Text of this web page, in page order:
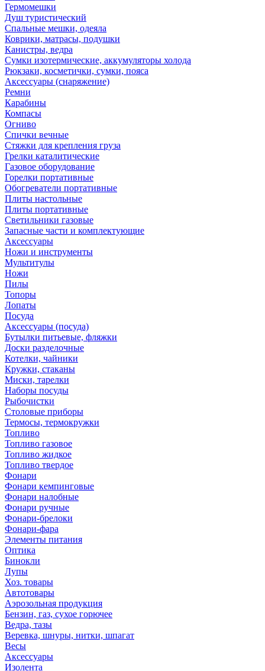
Гермомешки
Душ туристический
Спальные мешки, одеяла
Коврики, матрасы, подушки
Канистры, ведра
Сумки изотермические, аккумуляторы холода
Рюкзаки, косметички, сумки, пояса
Аксессуары (снаряжение)
Ремни
Карабины
Компасы
Огниво
Спички вечные
Стяжки для крепления груза
Грелки каталитические
Газовое оборудование
Горелки портативные
Обогреватели портативные
Плиты настольные
Плиты портативные
Светильники газовые
Запасные части и комплектующие
Аксессуары
Ножи и инструменты
Мультитулы
Ножи
Пилы
Топоры
Лопаты
Посуда
Аксессуары (посуда)
Бутылки питьевые, фляжки
Доски разделочные
Котелки, чайники
Кружки, стаканы
Миски, тарелки
Наборы посуды
Рыбочистки
Столовые приборы
Термосы, термокружки
Топливо
Топливо газовое
Топливо жидкое
Топливо твердое
Фонари
Фонари кемпинговые
Фонари налобные
Фонари ручные
Фонари-брелоки
Фонари-фара
Элементы питания
Оптика
Бинокли
Лупы
Хоз. товары
Автотовары
Аэрозольная продукция
Бензин, газ, сухое горючее
Ведра, тазы
Веревка, шнуры, нитки, шпагат
Весы
Аксессуары
Изолента